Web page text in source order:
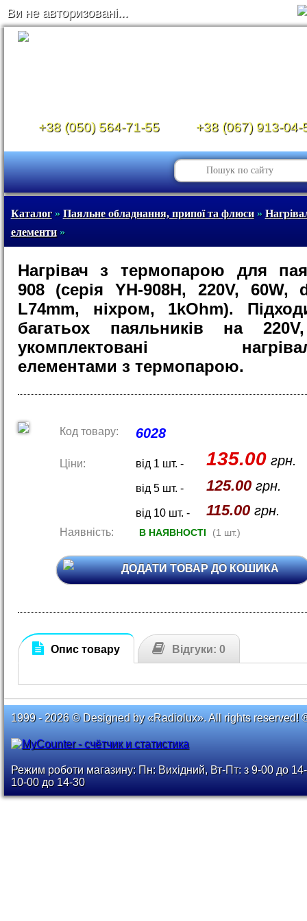
Ви не авторизовані...
+38 (050) 564-71-55 +38 (067) 913-04-
Каталог» Паяльне обладнання, припої та флюси»
елементи»
Нагрівач з термопарою для
908 (серія YH-908H, 220V, 60W,
L74mm, ніхром, 1kOhm).
багатьох паяльників на
укомплектовані
елементами з термопарою.
Код товару: 6028
Ціни: від 1 шт. - 135.00грн.
від 5 шт. - 125.00грн.
від 10 шт. - 115.00грн.
Наявність: В НАЯВНОСТІ (1 шт.)
ДОДАТИ ТОВАР ДО КОШИКА
Опис товару Відгуки: 0
1999 - 2026 © Designed by «Radiolux». All rights reserved!
Режим роботи магазину: Пн: Вихідний, Вт-Пт: з 9-00 до
10-00 до 14-30